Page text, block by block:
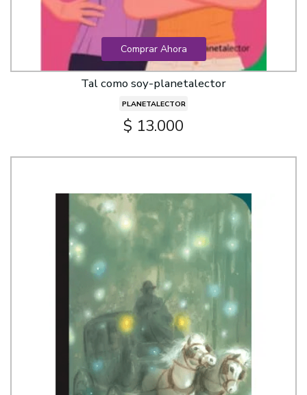
Comprar Ahora
Tal como soy-planetalector
PLANETALECTOR
$ 13.000